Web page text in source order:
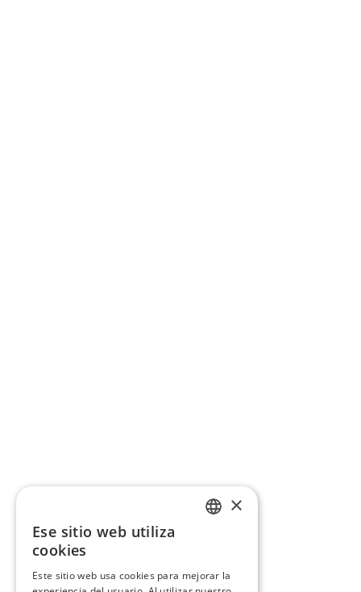
×
Ese sitio web utiliza
cookies
Este sitio web usa cookies para mejorar la